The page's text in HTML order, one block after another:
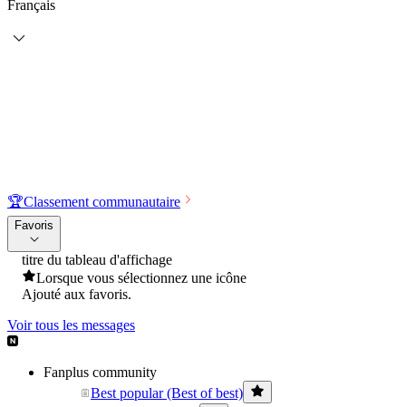
Français
🏆Classement communautaire
Favoris
titre du tableau d'affichage
Lorsque vous sélectionnez une icône
Ajouté aux favoris.
Voir tous les messages
Fanplus community
Best popular (Best of best)